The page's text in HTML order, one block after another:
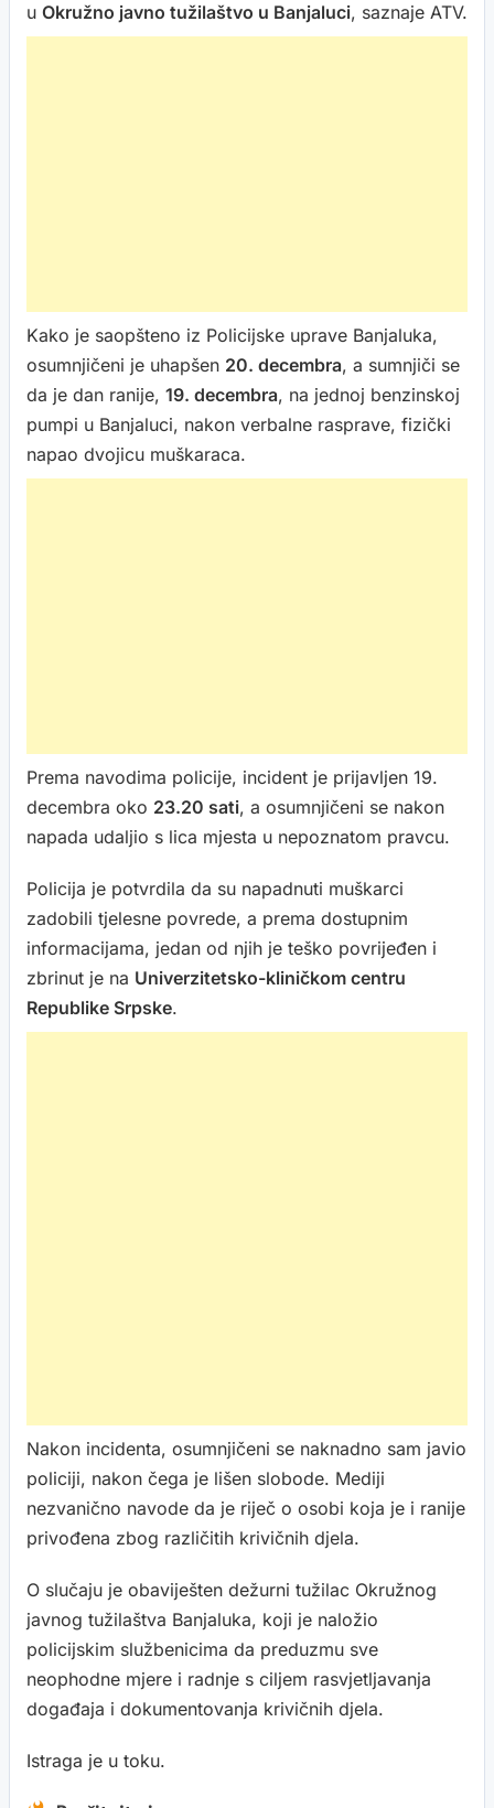
u Okružno javno tužilaštvo u Banjaluci, saznaje ATV.
Kako je saopšteno iz Policijske uprave Banjaluka,
osumnjičeni je uhapšen 20. decembra, a sumnjiči se
da je dan ranije, 19. decembra, na jednoj benzinskoj
pumpi u Banjaluci, nakon verbalne rasprave, fizički
napao dvojicu muškaraca.
Prema navodima policije, incident je prijavljen 19.
decembra oko 23.20 sati, a osumnjičeni se nakon
napada udaljio s lica mjesta u nepoznatom pravcu.
Policija je potvrdila da su napadnuti muškarci
zadobili tjelesne povrede, a prema dostupnim
informacijama, jedan od njih je teško povrijeđen i
zbrinut je na Univerzitetsko-kliničkom centru
Republike Srpske.
Nakon incidenta, osumnjičeni se naknadno sam javio
policiji, nakon čega je lišen slobode. Mediji
nezvanično navode da je riječ o osobi koja je i ranije
privođena zbog različitih krivičnih djela.
O slučaju je obaviješten dežurni tužilac Okružnog
javnog tužilaštva Banjaluka, koji je naložio
policijskim službenicima da preduzmu sve
neophodne mjere i radnje s ciljem rasvjetljavanja
događaja i dokumentovanja krivičnih djela.
Istraga je u toku.